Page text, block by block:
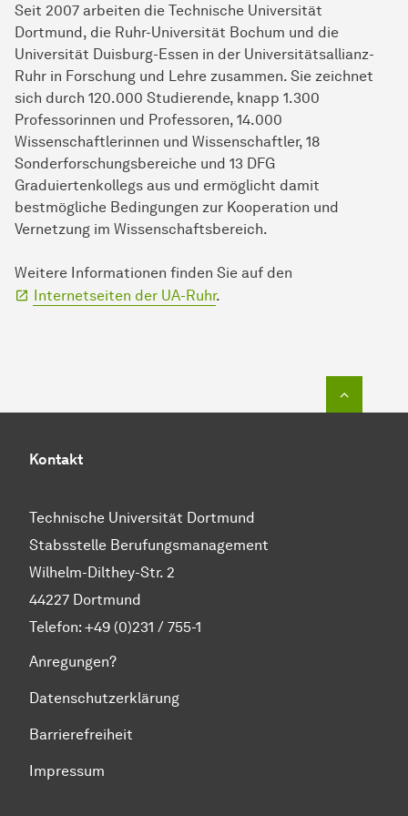
Seit 2007 arbeiten die Technische Universität
Dortmund, die Ruhr-Universität Bochum und die
Universität Duisburg-Essen in der Universitätsallianz-
Ruhr in Forschung und Lehre zusammen. Sie zeichnet
sich durch 120.000 Studierende, knapp 1.300
Professorinnen und Professoren, 14.000
Wissenschaftlerinnen und Wissenschaftler, 18
Sonderforschungsbereiche und 13 DFG
Graduiertenkollegs aus und ermöglicht damit
bestmögliche Bedingungen zur Kooperation und
Vernetzung im Wissenschaftsbereich.
Weitere Informationen finden Sie auf den
Internetseiten der UA-Ruhr.
Kontakt
Technische Universität Dortmund
Stabsstelle Berufungsmanagement
Wilhelm-Dilthey-Str. 2
44227 Dortmund
Telefon: +49 (0)231 / 755-1
Anregungen?
Datenschutzerklärung
Barrierefreiheit
Impressum